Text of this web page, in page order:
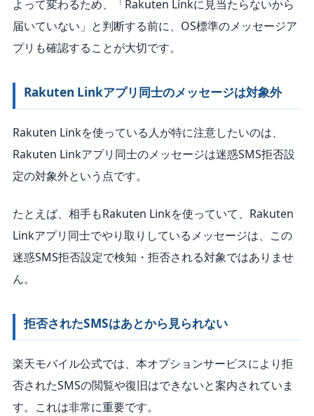
よって変わるため、「Rakuten Linkに見当たらないから
届いていない」と判断する前に、OS標準のメッセージア
プリも確認することが大切です。
Rakuten Linkアプリ同士のメッセージは対象外
Rakuten Linkを使っている人が特に注意したいのは、
Rakuten Linkアプリ同士のメッセージは迷惑SMS拒否設
定の対象外という点です。
たとえば、相手もRakuten Linkを使っていて、Rakuten
Linkアプリ同士でやり取りしているメッセージは、この
迷惑SMS拒否設定で検知・拒否される対象ではありませ
ん。
拒否されたSMSはあとから見られない
楽天モバイル公式では、本オプションサービスにより拒
否されたSMSの閲覧や復旧はできないと案内されていま
す。これは非常に重要です。